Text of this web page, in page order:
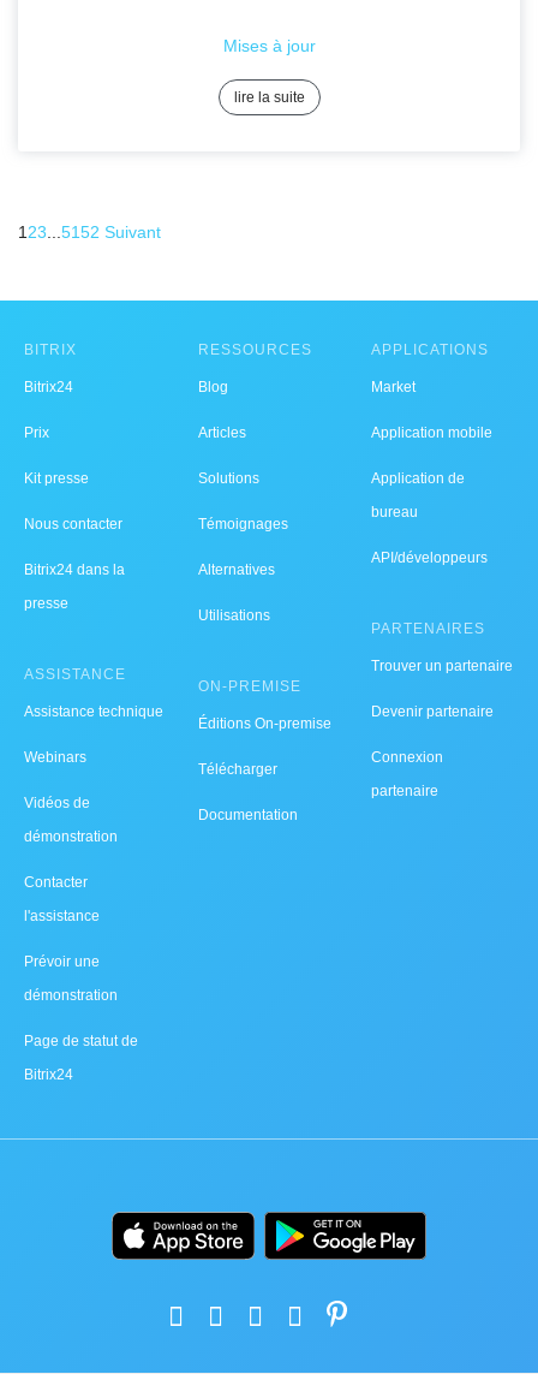
lire la suite
Mises à jour
1 23 5152 Suivant
BITRIX
Bitrix24
Prix
Kit presse
Nous contacter
Bitrix24 dans la
presse
ASSISTANCE
Assistance technique
Webinars
Vidéos de
démonstration
Contacter
l'assistance
Prévoir une
démonstration
Page de statut de
Bitrix24
RESSOURCES
Blog
Articles
Solutions
Témoignages
Alternatives
Utilisations
ON-PREMISE
Éditions On-premise
Télécharger
Documentation
APPLICATIONS
Market
Application mobile
Application de
bureau
API/développeurs
PARTENAIRES
Trouver un partenaire
Devenir partenaire
Connexion
partenaire